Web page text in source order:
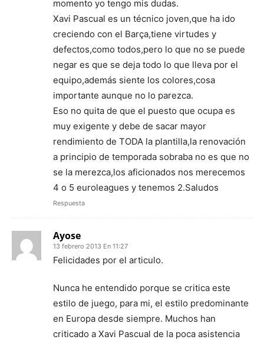
momento yo tengo mis dudas.
Xavi Pascual es un técnico joven,que ha ido
creciendo con el Barça,tiene virtudes y
defectos,como todos,pero lo que no se puede
negar es que se deja todo lo que lleva por el
equipo,además siente los colores,cosa
importante aunque no lo parezca.
Eso no quita de que el puesto que ocupa es
muy exigente y debe de sacar mayor
rendimiento de TODA la plantilla,la renovación
a principio de temporada sobraba no es que no
se la merezca,los aficionados nos merecemos
4 o 5 euroleagues y tenemos 2.Saludos
Respuesta
Ayose
13 febrero 2013 En 11:27
Felicidades por el articulo.
Nunca he entendido porque se critica este
estilo de juego, para mi, el estilo predominante
en Europa desde siempre. Muchos han
criticado a Xavi Pascual de la poca asistencia